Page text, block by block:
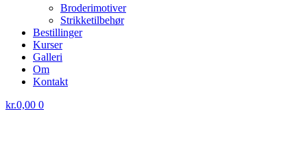
Broderimotiver
Strikketilbehør
Bestillinger
Kurser
Galleri
Om
Kontakt
kr.0,00 0